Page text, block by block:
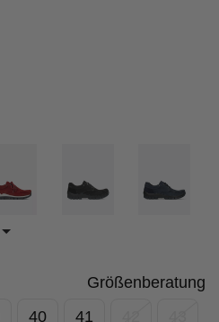
Größenberatung
40 41